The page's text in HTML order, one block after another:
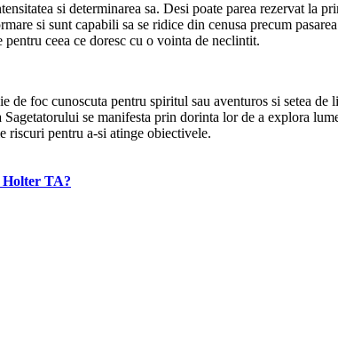
si determinarea sa. Desi poate parea rezervat la
si sunt capabili sa se ridice din cenusa precum
ceea ce doresc cu o vointa de neclintit.
de foc cunoscuta pentru spiritul sau aventuros si setea
se manifesta prin dorinta lor de a explora
riscuri pentru a-si atinge obiectivele.
Holter TA?